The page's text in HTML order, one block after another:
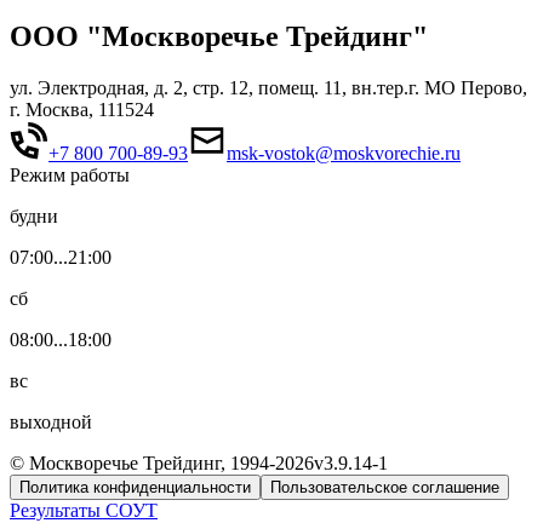
ООО "Москворечье Трейдинг"
ул. Электродная, д. 2, стр. 12, помещ. 11, вн.тер.г. МО Перово,
г. Москва, 111524
+7 800 700-89-93
msk-vostok@moskvorechie.ru
Режим работы
будни
07:00...21:00
сб
08:00...18:00
вс
выходной
© Москворечье Трейдинг, 1994-2026v3.9.14-1
Политика конфиденциальности Пользовательское соглашение
Результаты СОУТ